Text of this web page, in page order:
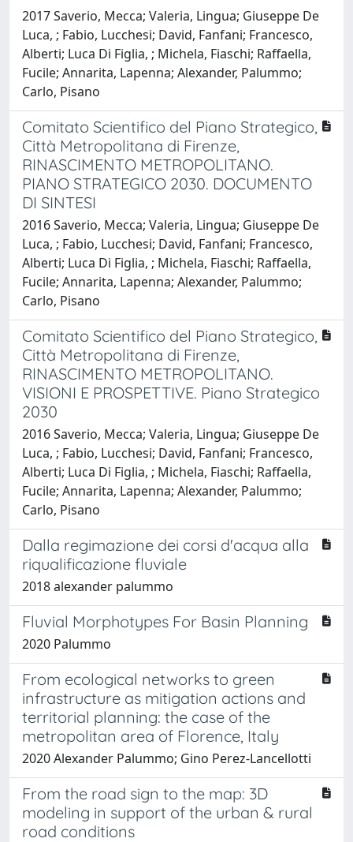
2017 Saverio, Mecca; Valeria, Lingua; Giuseppe De
Luca, ; Fabio, Lucchesi; David, Fanfani; Francesco,
Alberti; Luca Di Figlia, ; Michela, Fiaschi; Raffaella,
Fucile; Annarita, Lapenna; Alexander, Palummo;
Carlo, Pisano
Comitato Scientifico del Piano Strategico,
Città Metropolitana di Firenze,
RINASCIMENTO METROPOLITANO.
PIANO STRATEGICO 2030. DOCUMENTO
DI SINTESI
2016 Saverio, Mecca; Valeria, Lingua; Giuseppe De
Luca, ; Fabio, Lucchesi; David, Fanfani; Francesco,
Alberti; Luca Di Figlia, ; Michela, Fiaschi; Raffaella,
Fucile; Annarita, Lapenna; Alexander, Palummo;
Carlo, Pisano
Comitato Scientifico del Piano Strategico,
Città Metropolitana di Firenze,
RINASCIMENTO METROPOLITANO.
VISIONI E PROSPETTIVE. Piano Strategico
2030
2016 Saverio, Mecca; Valeria, Lingua; Giuseppe De
Luca, ; Fabio, Lucchesi; David, Fanfani; Francesco,
Alberti; Luca Di Figlia, ; Michela, Fiaschi; Raffaella,
Fucile; Annarita, Lapenna; Alexander, Palummo;
Carlo, Pisano
Dalla regimazione dei corsi d'acqua alla
riqualificazione fluviale
2018 alexander palummo
Fluvial Morphotypes For Basin Planning
2020 Palummo
From ecological networks to green
infrastructure as mitigation actions and
territorial planning: the case of the
metropolitan area of Florence, Italy
2020 Alexander Palummo; Gino Perez-Lancellotti
From the road sign to the map: 3D
modeling in support of the urban & rural
road conditions